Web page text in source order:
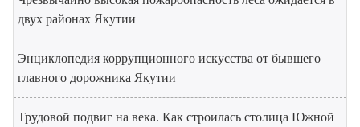
двух районах Якутии
Энциклопедия коррупционного искусства от бывшего
главного дорожника Якутии
Трудовой подвиг на века. Как строилась столица Южной